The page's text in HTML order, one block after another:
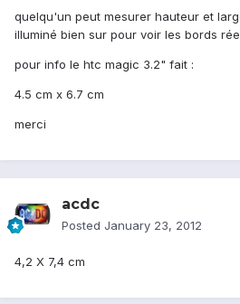
quelqu'un peut mesurer hauteur et
illuminé bien sur pour voir les bords
pour info le htc magic 3.2" fait :
4.5 cm x 6.7 cm
merci
acdc
Posted January 23, 2012
4,2 X 7,4 cm